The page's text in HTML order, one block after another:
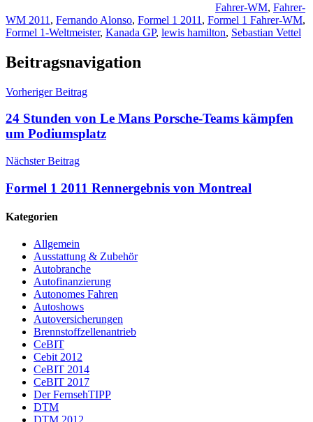
Fahrer-WM, Fahrer-
WM 2011 , Fernando Alonso, Formel 1 2011 , Formel 1 Fahrer-WM,
Formel 1-Weltmeister, Kanada GP, lewis hamilton, Sebastian Vettel
Beitragsnavigation
Vorheriger Beitrag
24 Stunden von Le Mans Porsche-Teams kämpfen
um Podiumsplatz
Nächster Beitrag
Formel 1 2011 Rennergebnis von Montreal
Kategorien
Allgemein
Ausstattung & Zubehör
Autobranche
Autofinanzierung
Autonomes Fahren
Autoshows
Autoversicherungen
Brennstoffzellenantrieb
CeBIT
Cebit 2012
CeBIT 2014
CeBIT 2017
Der FernsehTIPP
DTM